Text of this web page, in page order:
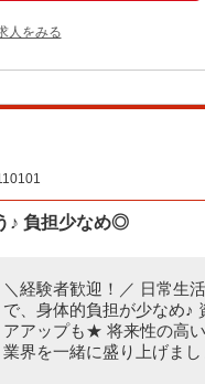
人をみる
♪ 負担少なめ◎
＼経験者歓迎！／ 日常生
で、身体的負担が少なめ♪
アアップも★ 将来性の高
業界を一緒に盛り上げま